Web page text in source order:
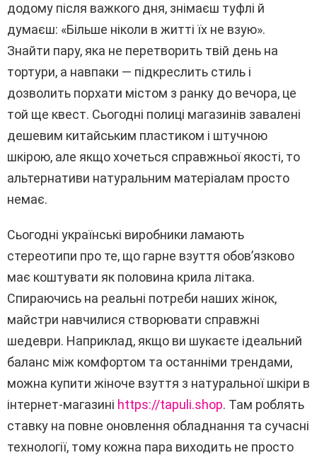
додому після важкого дня, знімаєш туфлі й
думаєш: «Більше ніколи в житті їх не взую».
Знайти пару, яка не перетворить твій день на
тортури, а навпаки — підкреслить стиль і
дозволить порхати містом з ранку до вечора, це
той ще квест. Сьогодні полиці магазинів завалені
дешевим китайським пластиком і штучною
шкірою, але якщо хочеться справжньої якості, то
альтернативи натуральним матеріалам просто
немає.
Сьогодні українські виробники ламають
стереотипи про те, що гарне взуття обов’язково
має коштувати як половина крила літака.
Спираючись на реальні потреби наших жінок,
майстри навчилися створювати справжні
шедеври. Наприклад, якщо ви шукаєте ідеальний
баланс між комфортом та останніми трендами,
можна купити жіноче взуття з натуральної шкіри в
інтернет-магазині https://tapuli.shop. Там роблять
ставку на повне оновлення обладнання та сучасні
технології, тому кожна пара виходить не просто